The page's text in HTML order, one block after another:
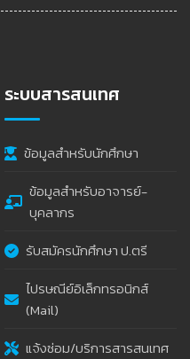
ระบบสารสนเทศ
ข้อมูลสำหรับนักศึกษา
ข้อมูลสำหรับอาจารย์-
บุคลากร
รับสมัครนักศึกษา ป.ตรี
ไปรษณีย์อิเล็กทรอนิกส์
(Mail)
แจ้งซ่อม/บริการสารสนเทศ